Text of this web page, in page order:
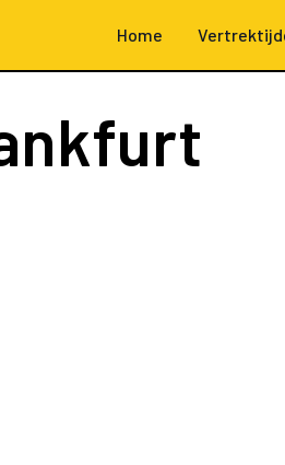
Home